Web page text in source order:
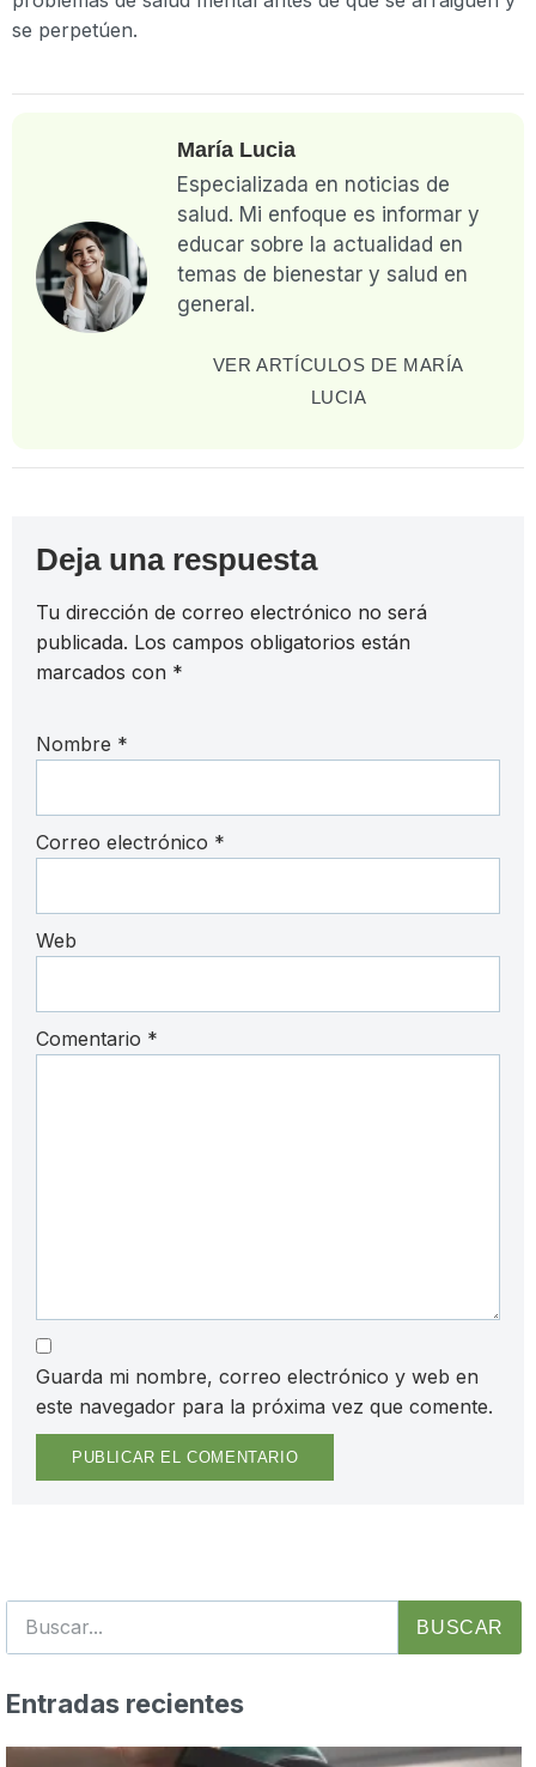
se perpetúen.
María Lucia
Especializada en noticias de
salud. Mi enfoque es informar y
educar sobre la actualidad en
temas de bienestar y salud en
general.
VER ARTÍCULOS DE MARÍA
LUCIA
Deja una respuesta
Tu dirección de correo electrónico no será
publicada. Los campos obligatorios están
marcados con *
Nombre *
Correo electrónico *
Web
Comentario *
Guarda mi nombre, correo electrónico y web en
este navegador para la próxima vez que comente.
BUSCAR
Entradas recientes